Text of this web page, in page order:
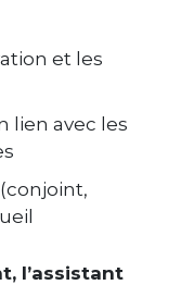
et les
lien avec les
l’assistant